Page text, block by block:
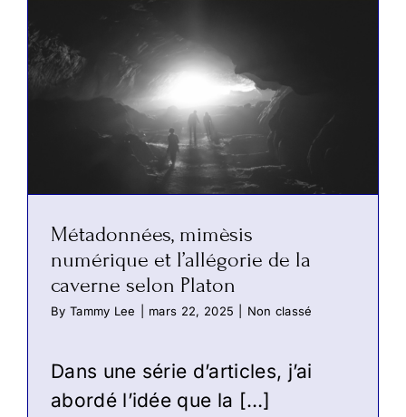
Métadonnées, mimèsis
numérique et l’allégorie de la
caverne selon Platon
By Tammy Lee mars 22, 2025 Non classé
Dans une série d’articles, j’ai
abordé l’idée que la […]